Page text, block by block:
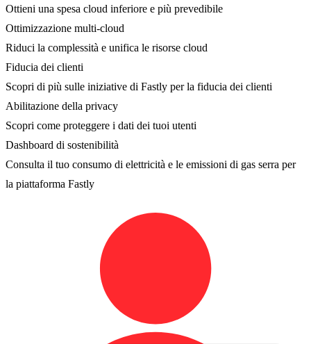
Ottieni una spesa cloud inferiore e più prevedibile
Ottimizzazione multi-cloud
Riduci la complessità e unifica le risorse cloud
Fiducia dei clienti
Scopri di più sulle iniziative di Fastly per la fiducia dei clienti
Abilitazione della privacy
Scopri come proteggere i dati dei tuoi utenti
Dashboard di sostenibilità
Consulta il tuo consumo di elettricità e le emissioni di gas serra per
la piattaforma Fastly